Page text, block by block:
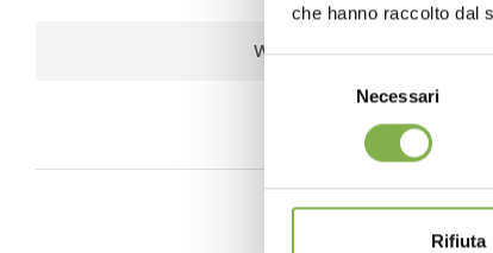
che hanno raccolto dal
Necessari
Rifiuta
WOOD